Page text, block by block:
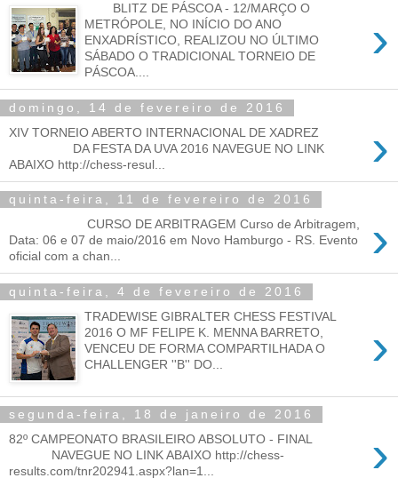
›
BLITZ DE PÁSCOA - 12/MARÇO O
METRÓPOLE, NO INÍCIO DO ANO
ENXADRÍSTICO, REALIZOU NO ÚLTIMO
SÁBADO O TRADICIONAL TORNEIO DE
PÁSCOA....
domingo, 14 de fevereiro de 2016
›
XIV TORNEIO ABERTO INTERNACIONAL DE XADREZ
DA FESTA DA UVA 2016 NAVEGUE NO LINK
ABAIXO http://chess-resul...
quinta-feira, 11 de fevereiro de 2016
›
CURSO DE ARBITRAGEM Curso de Arbitragem,
Data: 06 e 07 de maio/2016 em Novo Hamburgo - RS. Evento
oficial com a chan...
quinta-feira, 4 de fevereiro de 2016
›
TRADEWISE GIBRALTER CHESS FESTIVAL
2016 O MF FELIPE K. MENNA BARRETO,
VENCEU DE FORMA COMPARTILHADA O
CHALLENGER ''B'' DO...
segunda-feira, 18 de janeiro de 2016
›
82º CAMPEONATO BRASILEIRO ABSOLUTO - FINAL
NAVEGUE NO LINK ABAIXO http://chess-
results.com/tnr202941.aspx?lan=1...